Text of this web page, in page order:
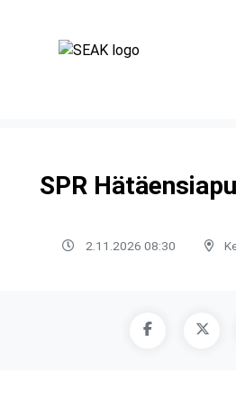
SPR
2.11.2026 08:30